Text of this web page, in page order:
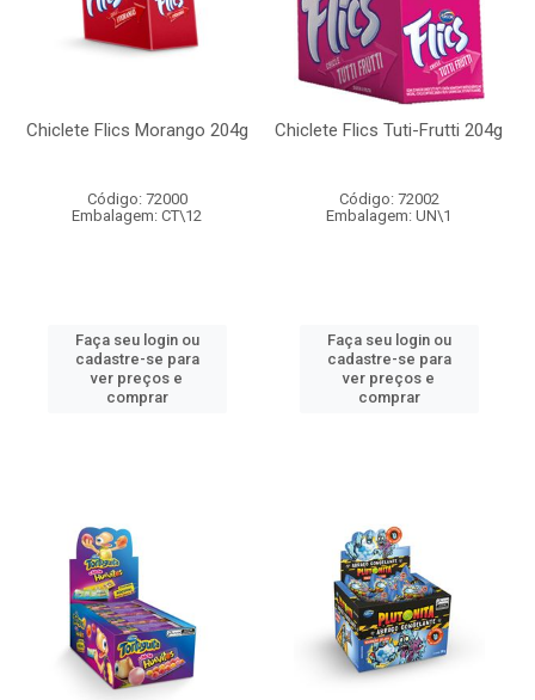
Chiclete Flics Morango 204g
Código: 72000
Embalagem: CT\12
Faça seu login ou
cadastre-se para
ver preços e
comprar
Chiclete Flics Tuti-Frutti 204g
Código: 72002
Embalagem: UN\1
Faça seu login ou
cadastre-se para
ver preços e
comprar